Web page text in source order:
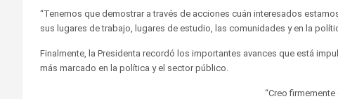
“Tenemos que demostrar a través de acciones cuán interesados
sus lugares de trabajo, lugares de estudio, las comunidades y en la
Finalmente, la Presidenta recordó los importantes avances que está
más marcado en la política y el sector público.
“Creo